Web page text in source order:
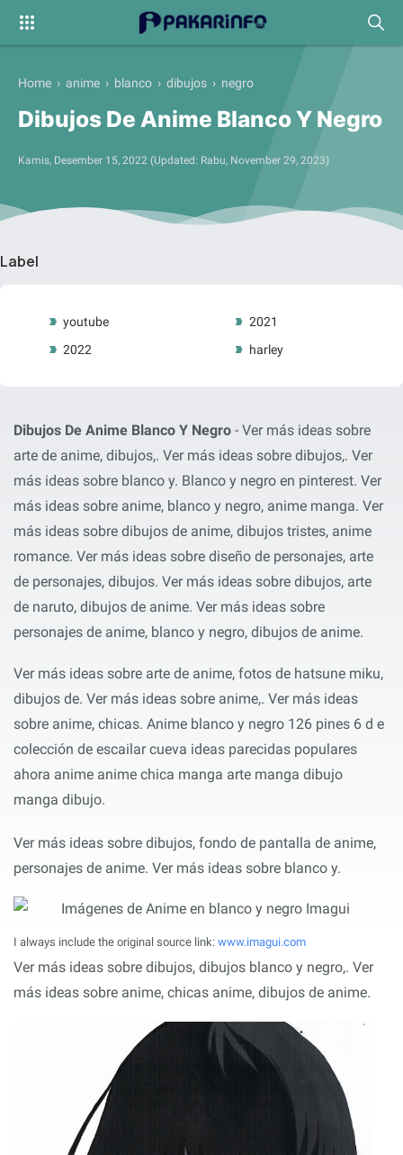
Label
youtube
2021
2022
harley
Home › anime › blanco › dibujos › negro
Dibujos De Anime Blanco Y Negro
Kamis, Desember 15, 2022 (Updated: Rabu, November 29, 2023)
Dibujos De Anime Blanco Y Negro - Ver más ideas sobre
arte de anime, dibujos,. Ver más ideas sobre dibujos,. Ver
más ideas sobre blanco y. Blanco y negro en pinterest. Ver
más ideas sobre anime, blanco y negro, anime manga. Ver
más ideas sobre dibujos de anime, dibujos tristes, anime
romance. Ver más ideas sobre diseño de personajes, arte
de personajes, dibujos. Ver más ideas sobre dibujos, arte
de naruto, dibujos de anime. Ver más ideas sobre
personajes de anime, blanco y negro, dibujos de anime.
Ver más ideas sobre arte de anime, fotos de hatsune miku,
dibujos de. Ver más ideas sobre anime,. Ver más ideas
sobre anime, chicas. Anime blanco y negro 126 pines 6 d e
colección de escailar cueva ideas parecidas populares
ahora anime anime chica manga arte manga dibujo
manga dibujo.
Ver más ideas sobre dibujos, fondo de pantalla de anime,
personajes de anime. Ver más ideas sobre blanco y.
I always include the original source link: www.imagui.com
Ver más ideas sobre dibujos, dibujos blanco y negro,. Ver
más ideas sobre anime, chicas anime, dibujos de anime.